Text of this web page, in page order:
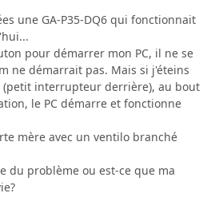
une GA-P35-DQ6 qui fonctionnait
pour démarrer mon PC, il ne se
ne démarrait pas. Mais si j'éteins
interrupteur derrière), au bout
le PC démarre et fonctionne
mère avec un ventilo branché
du problème ou est-ce que ma